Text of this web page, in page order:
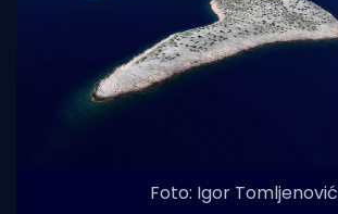
Foto: Igor Tomljenović